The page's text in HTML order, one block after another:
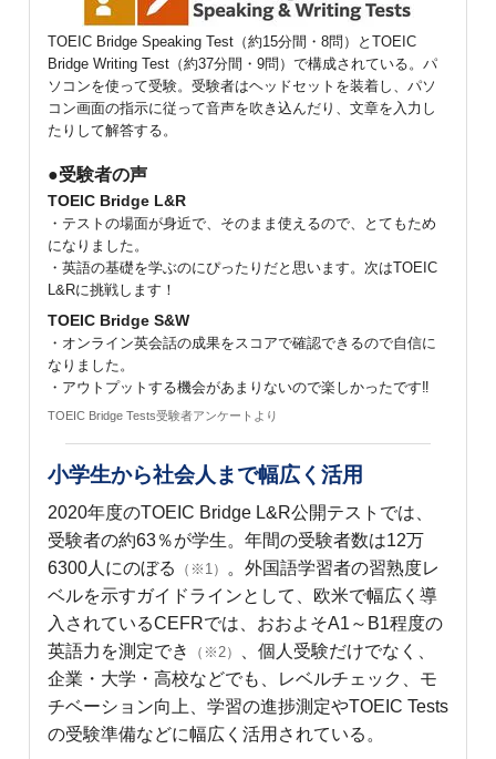
TOEIC Bridge Speaking Test（約15分間・8問）とTOEIC
Bridge Writing Test（約37分間・9問）で構成されている。パ
ソコンを使って受験。受験者はヘッドセットを装着し、パソ
コン画面の指示に従って音声を吹き込んだり、文章を入力し
たりして解答する。
●受験者の声
TOEIC Bridge L&R
・テストの場面が身近で、そのまま使えるので、とてもため
になりました。
・英語の基礎を学ぶのにぴったりだと思います。次はTOEIC
L&Rに挑戦します！
TOEIC Bridge S&W
・オンライン英会話の成果をスコアで確認できるので自信に
なりました。
・アウトプットする機会があまりないので楽しかったです‼
TOEIC Bridge Tests受験者アンケートより
小学生から社会人まで幅広く活用
2020年度のTOEIC Bridge L&R公開テストでは、
受験者の約63％が学生。年間の受験者数は12万
6300人にのぼる
（※1） 。外国語学習者の習熟度レ
ベルを示すガイドラインとして、欧米で幅広く導
入されているCEFRでは、おおよそA1～B1程度の
英語力を測定でき
（※2）
、個人受験だけでなく、
企業・大学・高校などでも、レベルチェック、モ
チベーション向上、学習の進捗測定やTOEIC Tests
の受験準備などに幅広く活用されている。